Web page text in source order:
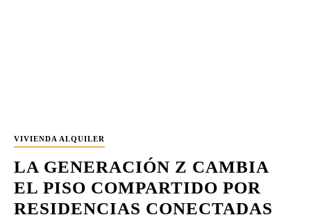
VIVIENDA ALQUILER
LA GENERACIÓN Z CAMBIA
EL PISO COMPARTIDO POR
RESIDENCIAS CONECTADAS